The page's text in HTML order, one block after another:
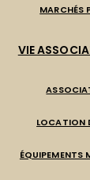
MARCHÉS
VIE
LOCATION
ÉQUIPEMENTS